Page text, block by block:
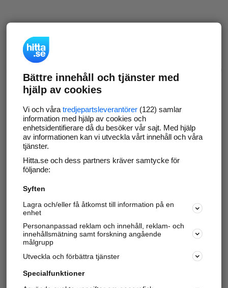
Bättre innehåll och tjänster med
hjälp av cookies
Vi och våra tredjepartsleverantörer(122) samlar
information med hjälp av cookies och
enhetsidentifierare då du besöker vår sajt. Med hjälp
av informationen kan vi utveckla vårt innehåll och våra
tjänster.
Hitta.se och dess partners kräver samtycke för
följande:
Syften
Lagra och/eller få åtkomst till information på en
enhet
Personanpassad reklam och innehåll, reklam- och
innehållsmätning samt forskning angående
målgrupp
Utveckla och förbättra tjänster
Specialfunktioner